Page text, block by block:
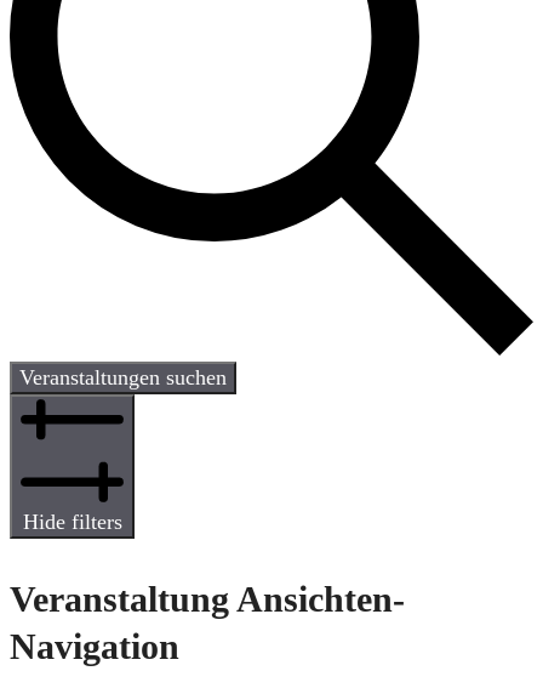
Veranstaltungen suchen
Hide filters
Veranstaltung Ansichten-
Navigation